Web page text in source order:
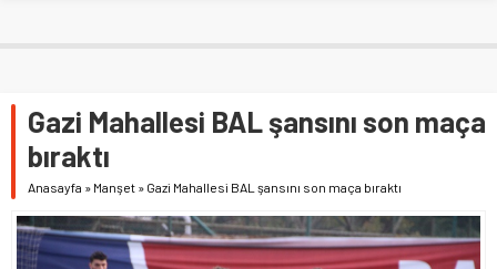
Gazi Mahallesi BAL şansını son maça
bıraktı
Anasayfa » Manşet » Gazi Mahallesi BAL şansını son maça bıraktı